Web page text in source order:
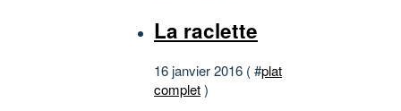
La raclette
16 janvier 2016 ( #plat
complet)